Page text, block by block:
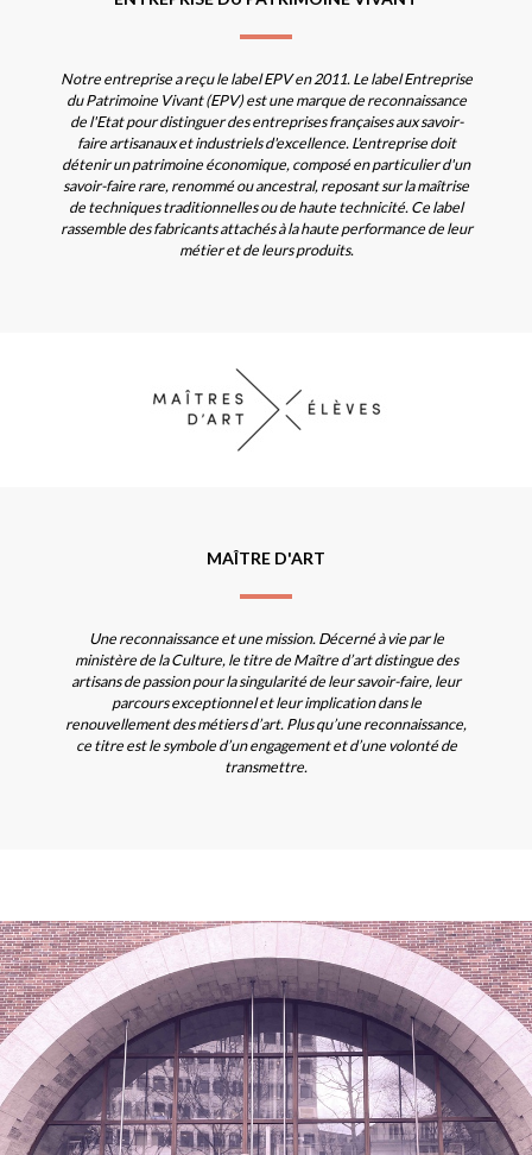
Notre entreprise a reçu le label EPV en 2011. Le label Entreprise
du Patrimoine Vivant (EPV) est une marque de reconnaissance
de l'Etat pour distinguer des entreprises françaises aux savoir-
faire artisanaux et industriels d'excellence. L'entreprise doit
détenir un patrimoine économique, composé en particulier d'un
savoir-faire rare, renommé ou ancestral, reposant sur la maîtrise
de techniques traditionnelles ou de haute technicité. Ce label
rassemble des fabricants attachés à la haute performance de leur
métier et de leurs produits.
MAÎTRE D'ART
Une reconnaissance et une mission. Décerné à vie par le
ministère de la Culture, le titre de Maître d’art distingue des
artisans de passion pour la singularité de leur savoir-faire, leur
parcours exceptionnel et leur implication dans le
renouvellement des métiers d’art. Plus qu’une reconnaissance,
ce titre est le symbole d’un engagement et d’une volonté de
transmettre.